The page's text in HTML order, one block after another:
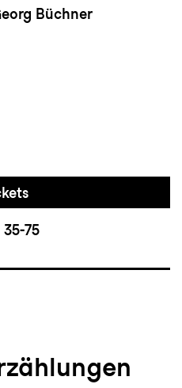
Büchner
75